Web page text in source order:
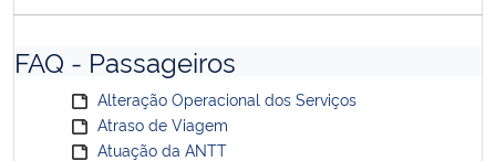
FAQ - Passageiros
Alteração Operacional dos Serviços
Atraso de Viagem
Atuação da ANTT